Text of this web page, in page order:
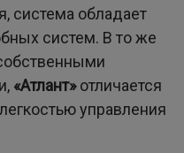
система обладает
систем. В то же
«Атлант»отличается
управления